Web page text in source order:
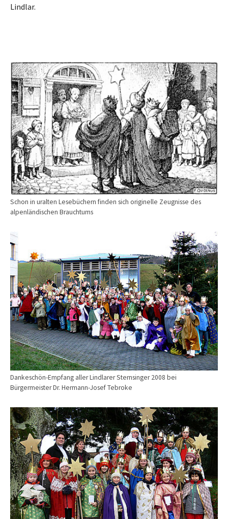
Lindlar.
Show larger version
Schon in uralten Lesebüchern finden sich originelle Zeugnisse des
alpenländischen Brauchtums
Show larger version
Dankeschön-Empfang aller Lindlarer Sternsinger 2008 bei
Bürgermeister Dr. Hermann-Josef Tebroke
Show larger version